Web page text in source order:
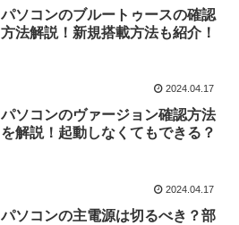
パソコンのブルートゥースの確認
方法解説！新規搭載方法も紹介！
2024.04.17
パソコンのヴァージョン確認方法
を解説！起動しなくてもできる？
2024.04.17
パソコンの主電源は切るべき？部